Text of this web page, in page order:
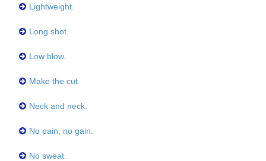
Lightweight.
Long shot.
Low blow.
Make the cut.
Neck and neck.
No pain, no gain.
No sweat.